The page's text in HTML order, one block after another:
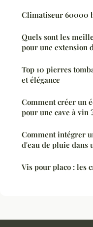
Climatiseur 60000
Quels sont les
pour une extension
Top 10 pierres
et élégance
Comment créer un
pour une cave à vin
Comment intégrer
d'eau de pluie dans
Vis pour placo : les